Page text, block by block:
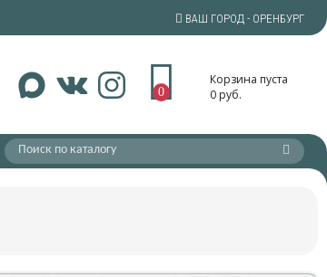
ВАШ ГОРОД - ОРЕНБУРГ
0
Корзина пуста
0 руб.